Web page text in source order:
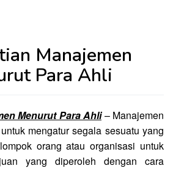
Manajemen
Para Ahli
Menurut Para Ahli– Manajemen
mengatur segala sesuatu yang
orang atau organisasi untuk
yang diperoleh dengan cara